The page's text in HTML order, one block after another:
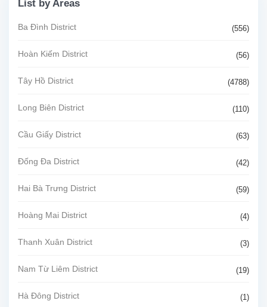
List by Areas
Ba Đình District (556)
Hoàn Kiếm District (56)
Tây Hồ District (4788)
Long Biên District (110)
Cầu Giấy District (63)
Đống Đa District (42)
Hai Bà Trưng District (59)
Hoàng Mai District (4)
Thanh Xuân District (3)
Nam Từ Liêm District (19)
Hà Đông District (1)